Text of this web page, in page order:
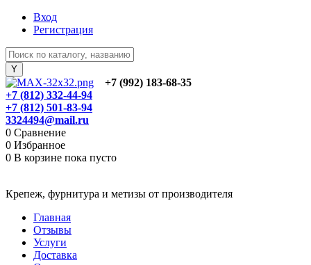
Вход
Регистрация
+7 (992) 183-68-35
+7 (812) 332-44-94
+7 (812) 501-83-94
3324494@mail.ru
0 Сравнение
0 Избранное
0 В корзине пока пусто
Крепеж, фурнитура и метизы от производителя
Главная
Отзывы
Услуги
Доставка